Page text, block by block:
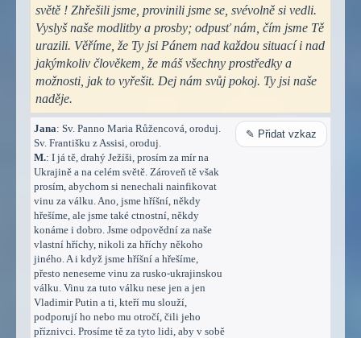
světě ! Zhřešili jsme, provinili jsme se, svévolně si vedli.
Vyslyš naše modlitby a prosby; odpusť nám, čím jsme Tě
urazili. Věříme, že Ty jsi Pánem nad každou situací i nad
jakýmkoliv člověkem, že máš všechny prostředky a
možnosti, jak to vyřešit. Dej nám svůj pokoj. Ty jsi naše
naděje.
Jana: Sv. Panno Maria Růžencová, oroduj.
Sv. Františku z Assisi, oroduj.
M.: I já tě, drahý Ježíši, prosím za mír na
Ukrajině a na celém světě. Zároveň tě však
prosím, abychom si nenechali nainfikovat
vinu za válku. Ano, jsme hříšní, někdy
hřešíme, ale jsme také ctnostní, někdy
konáme i dobro. Jsme odpovědní za naše
vlastní hříchy, nikoli za hříchy někoho
jiného. A i když jsme hříšní a hřešíme,
přesto neneseme vinu za rusko-ukrajinskou
válku. Vinu za tuto válku nese jen a jen
Vladimir Putin a ti, kteří mu slouží,
podporují ho nebo mu otročí, čili jeho
příznivci. Prosíme tě za tyto lidi, aby v sobě
✎ Přidat vzkaz